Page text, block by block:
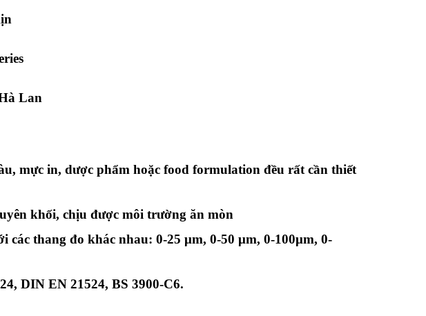
Lan
mực in, dược phẩm hoặc food formulation đều rất cần thiết
khối, chịu được môi trường ăn mòn
thang đo khác nhau: 0-25 μm, 0-50 μm, 0-100μm, 0-
, DIN EN 21524, BS 3900-C6.